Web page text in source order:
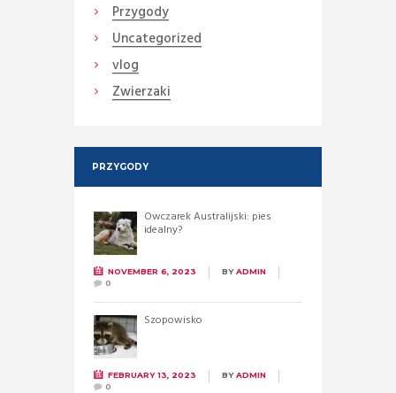
Przygody
Uncategorized
vlog
Zwierzaki
PRZYGODY
Owczarek Australijski: pies
idealny?
NOVEMBER 6, 2023 BYADMIN
0
Szopowisko
FEBRUARY 13, 2023 BYADMIN
0